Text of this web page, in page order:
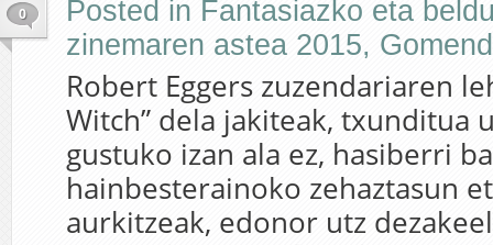
0 Posted in Fantasiazko eta
zinemaren astea 2015,
Robert Eggers zuzendariaren
Witch” dela jakiteak, txunditua
gustuko izan ala ez, hasiberri
hainbesterainoko zehaztasun
aurkitzeak, edonor utz